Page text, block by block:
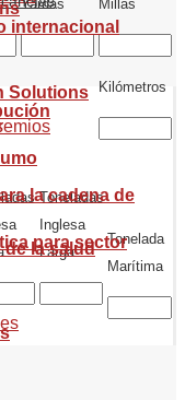
de la salud
internacional
la cadena de
Solutions
para sector
Millas
Yardas
Kilómetros
Tonelada
Marítima
Toneladas
Inglesa
Larga